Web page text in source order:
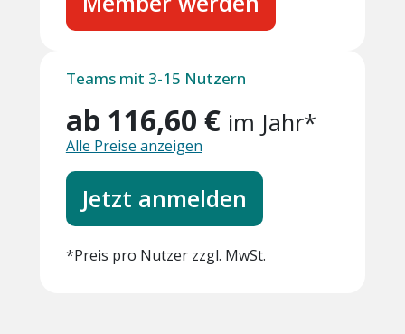
Teams mit 3-15 Nutzern
ab 116,60 € im Jahr*
Alle Preise anzeigen
Jetzt anmelden
*Preis pro Nutzer zzgl. MwSt.